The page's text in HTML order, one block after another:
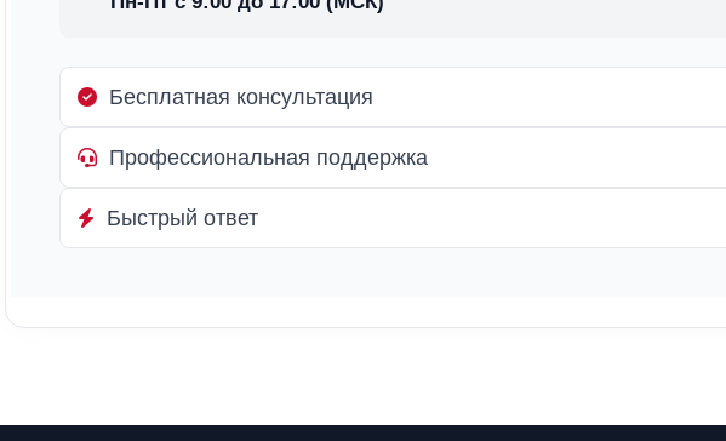
Бесплатная консультация
Профессиональная поддержка
Быстрый ответ